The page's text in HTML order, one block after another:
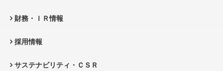
財務・ＩＲ情報
採用情報
サステナビリティ・ＣＳＲ